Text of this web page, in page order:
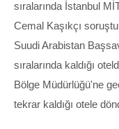
sıralarında İstanbul
Cemal Kaşıkçı
Suudi Arabistan
sıralarında kaldığı
Bölge Müdürlüğü'ne
tekrar kaldığı otele